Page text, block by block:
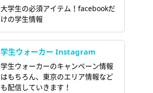
大学生の必須アイテム！facebookだ
けの学生情報
学生ウォーカー Instagram
学生ウォーカーのキャンペーン情報
はもちろん、東京のエリア情報など
も配信していきます！